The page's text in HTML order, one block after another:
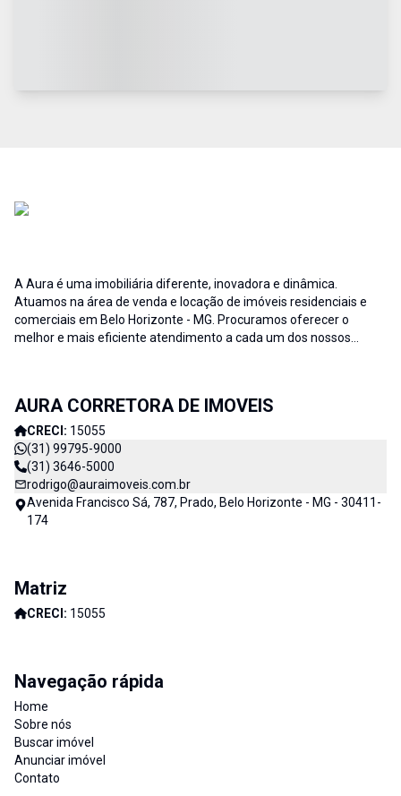
A Aura é uma imobiliária diferente, inovadora e dinâmica.
Atuamos na área de venda e locação de imóveis residenciais e
comerciais em Belo Horizonte - MG. Procuramos oferecer o
melhor e mais eficiente atendimento a cada um dos nossos
Imóveis e consequentemente de nossos clientes. AURA
AURA CORRETORA DE IMOVEIS
CRECI: 15055
(31) 99795-9000
(31) 3646-5000
rodrigo@auraimoveis.com.br
Avenida Francisco Sá, 787, Prado, Belo Horizonte - MG - 30411-
174
Matriz
CRECI: 15055
Navegação rápida
Home
Sobre nós
Buscar imóvel
Anunciar imóvel
Contato